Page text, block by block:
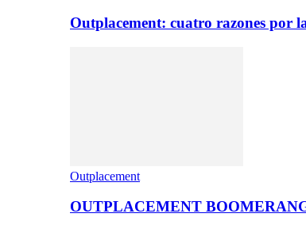
Outplacement: cuatro razones por
Outplacement
OUTPLACEMENT